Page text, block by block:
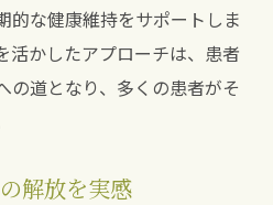
的な健康維持をサポートしま
活かしたアプローチは、患者
の道となり、多くの患者がそ
解放を実感